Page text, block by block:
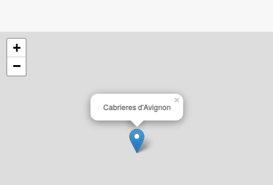
Cabrieres d'Avignon
×
+
−